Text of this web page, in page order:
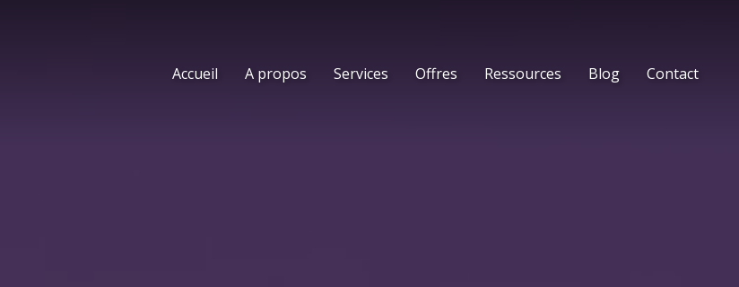
Accueil A propos Services Offres Ressources Blog Contact